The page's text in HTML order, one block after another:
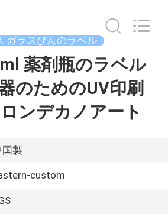
ガラスびんのラベル
薬剤瓶のラベル
のためのUV印刷
ンデカノアート
国製
custom